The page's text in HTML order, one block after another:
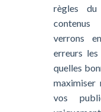
règles du
contenus
verrons
erreurs
quelles
maximiser
vos